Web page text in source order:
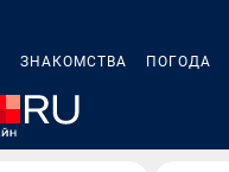
ЗНАКОМСТВА ПОГОДА